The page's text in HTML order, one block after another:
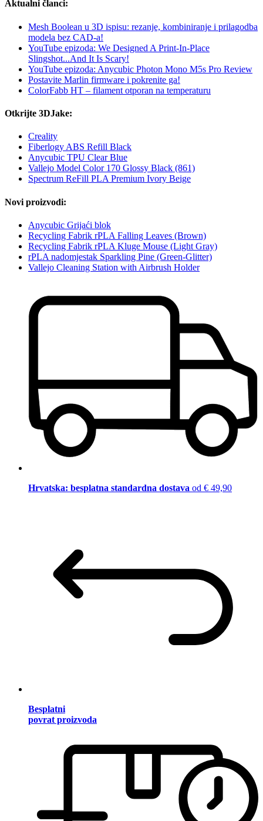
Aktualni članci:
Mesh Boolean u 3D ispisu: rezanje, kombiniranje i prilagodba
modela bez CAD-a!
YouTube epizoda: We Designed A Print-In-Place
Slingshot...And It Is Scary!
YouTube epizoda: Anycubic Photon Mono M5s Pro Review
Postavite Marlin firmware i pokrenite ga!
ColorFabb HT – filament otporan na temperaturu
Otkrijte 3DJake:
Creality
Fiberlogy ABS Refill Black
Anycubic TPU Clear Blue
Vallejo Model Color 170 Glossy Black (861)
Spectrum ReFill PLA Premium Ivory Beige
Novi proizvodi:
Anycubic Grijaći blok
Recycling Fabrik rPLA Falling Leaves (Brown)
Recycling Fabrik rPLA Kluge Mouse (Light Gray)
rPLA nadomjestak Sparkling Pine (Green-Glitter)
Vallejo Cleaning Station with Airbrush Holder
Hrvatska: besplatna standardna dostava od € 49,90
Besplatni
povrat proizvoda